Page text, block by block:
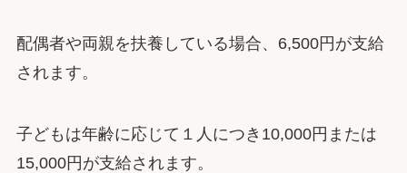
配偶者や両親を扶養している場合、6,500円が支給
されます。
子どもは年齢に応じて１人につき10,000円または
15,000円が支給されます。